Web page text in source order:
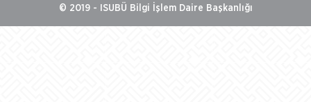
© 2019 - ISUBÜ Bilgi İşlem Daire Başkanlığı